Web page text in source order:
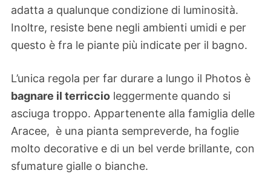
adatta a qualunque condizione di luminosità.
Inoltre, resiste bene negli ambienti umidi e per
questo è fra le piante più indicate per il bagno.
L’unica regola per far durare a lungo il Photos è
bagnare il terriccio leggermente quando si
asciuga troppo. Appartenente alla famiglia delle
Aracee, è una pianta sempreverde, ha foglie
molto decorative e di un bel verde brillante, con
sfumature gialle o bianche.